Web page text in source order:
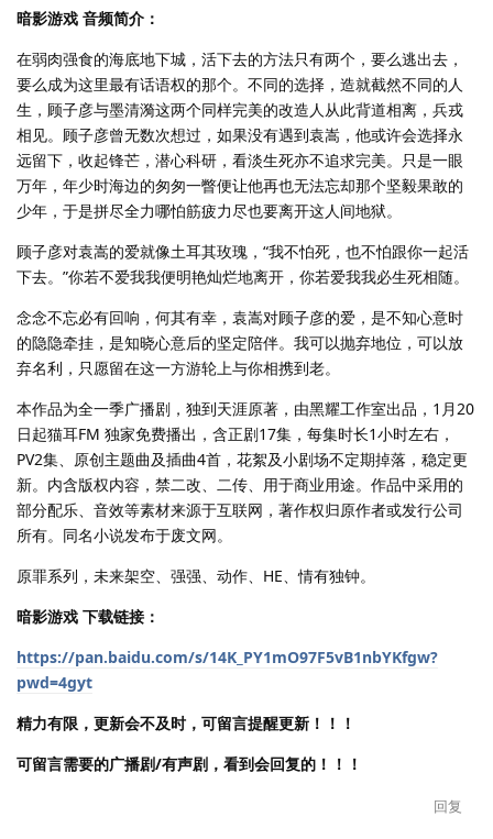
暗影游戏 音频简介：
在弱肉强食的海底地下城，活下去的方法只有两个，要么逃出去，
要么成为这里最有话语权的那个。不同的选择，造就截然不同的人
生，顾子彦与墨清漪这两个同样完美的改造人从此背道相离，兵戎
相见。顾子彦曾无数次想过，如果没有遇到袁嵩，他或许会选择永
远留下，收起锋芒，潜心科研，看淡生死亦不追求完美。只是一眼
万年，年少时海边的匆匆一瞥便让他再也无法忘却那个坚毅果敢的
少年，于是拼尽全力哪怕筋疲力尽也要离开这人间地狱。
顾子彦对袁嵩的爱就像土耳其玫瑰，“我不怕死，也不怕跟你一起活
下去。”你若不爱我我便明艳灿烂地离开，你若爱我我必生死相随。
念念不忘必有回响，何其有幸，袁嵩对顾子彦的爱，是不知心意时
的隐隐牵挂，是知晓心意后的坚定陪伴。我可以抛弃地位，可以放
弃名利，只愿留在这一方游轮上与你相携到老。
本作品为全一季广播剧，独到天涯原著，由黑耀工作室出品，1月20
日起猫耳FM 独家免费播出，含正剧17集，每集时长1小时左右，
PV2集、原创主题曲及插曲4首，花絮及小剧场不定期掉落，稳定更
新。内含版权内容，禁二改、二传、用于商业用途。作品中采用的
部分配乐、音效等素材来源于互联网，著作权归原作者或发行公司
所有。同名小说发布于废文网。
原罪系列，未来架空、强强、动作、HE、情有独钟。
暗影游戏 下载链接：
https://pan.baidu.com/s/14K_PY1mO97F5vB1nbYKfgw?
pwd=4gyt
精力有限，更新会不及时，可留言提醒更新！！！
可留言需要的广播剧/有声剧，看到会回复的！！！
回复